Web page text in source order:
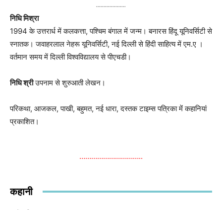
....................
निधिमिश्रा
1994के उत्तरार्ध में कलकत्ता,पश्चिम बंगाल में जन्म। बनारस हिंदू यूनिवर्सिटी से
स्नातक। जवाहरलाल नेहरू यूनिवर्सिटी,नई दिल्ली से हिंदी साहित्य में एम.ए ।
वर्तमान समय में दिल्ली विश्वविद्यालय से पीएचडी।
निधिश्रीउपनाम से शुरुआती लेखन।
परिकथा, आजकल,पाखी,बहुमत,नई धारा,दस्तक टाइम्स पत्रिका में कहानियां
प्रकाशित।
…………………………..
कहानी